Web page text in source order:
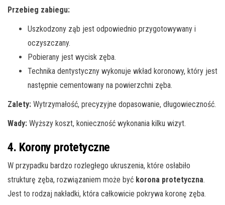
Przebieg zabiegu:
Uszkodzony ząb jest odpowiednio przygotowywany i
oczyszczany.
Pobierany jest wycisk zęba.
Technika dentystyczny wykonuje wkład koronowy, który jest
następnie cementowany na powierzchni zęba.
Zalety: Wytrzymałość, precyzyjne dopasowanie, długowieczność.
Wady: Wyższy koszt, konieczność wykonania kilku wizyt.
4. Korony protetyczne
W przypadku bardzo rozległego ukruszenia, które osłabiło
strukturę zęba, rozwiązaniem może być korona protetyczna.
Jest to rodzaj nakładki, która całkowicie pokrywa koronę zęba.